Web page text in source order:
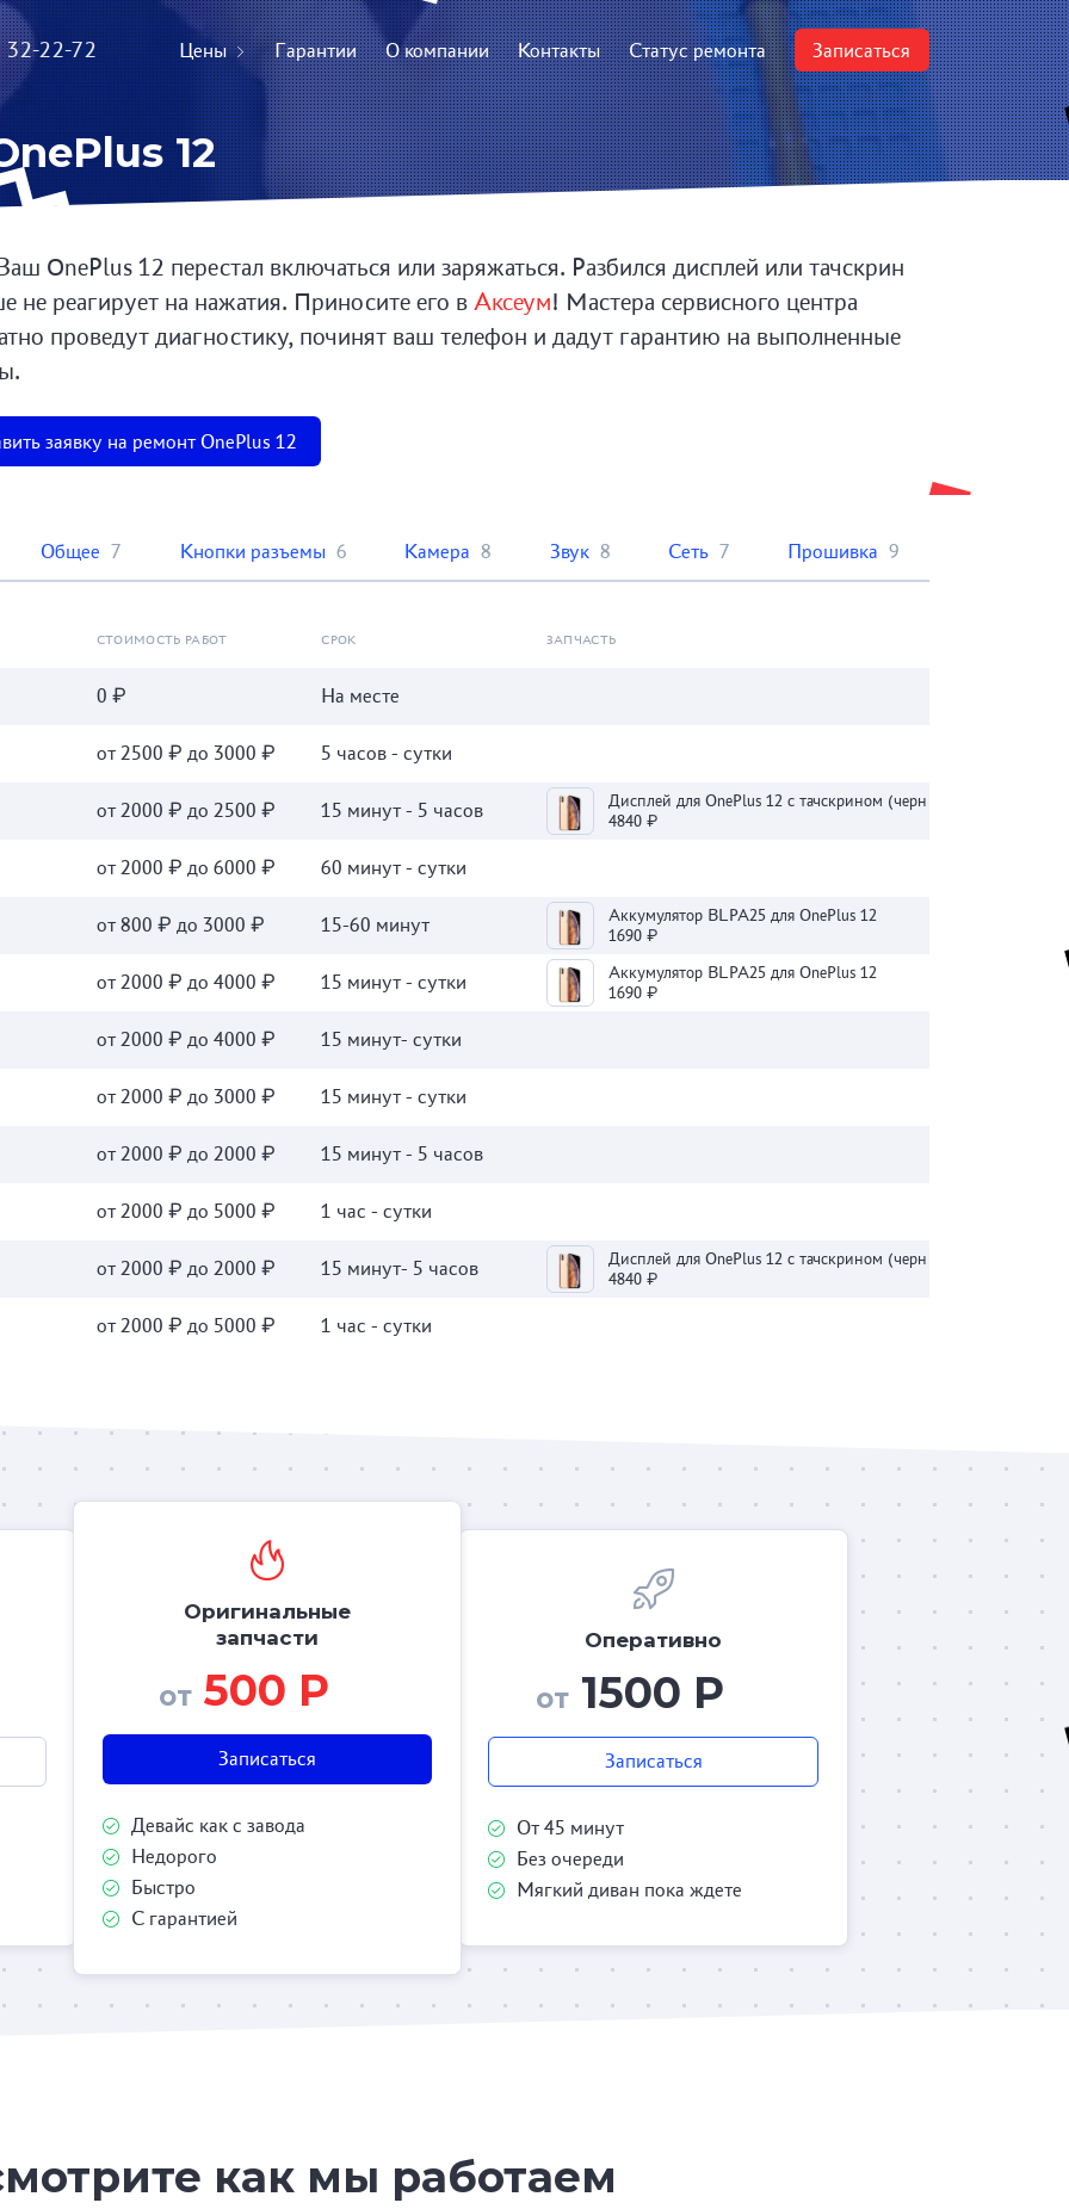
32-22-72 Цены Гарантии О компании Контакты Статус ремонта Записаться
12
OnePlus 12 перестал включаться или заряжаться. Разбился дисплей или тачскрин
не реагирует на нажатия. Приносите его в Аксеум! Мастера сервисного центра
проведут диагностику, починят ваш телефон и дадут гарантию на выполненные
заявку на ремонт OnePlus 12
Общее 7 Кнопки разъемы 6 Камера 8 Звук 8 Сеть 7 Прошивка 9
СТОИМОСТЬ РАБОТ СРОК ЗАПЧАСТЬ
0 ₽ На месте
от 2500 ₽ до 3000 ₽ 5 часов - сутки
от 2000 ₽ до 2500 ₽ 15 минут - 5 часов
4840 ₽
от 2000 ₽ до 6000 ₽ 60 минут - сутки
от 800 ₽ до 3000 ₽ 15-60 минут
Аккумулятор BLPA25 для OnePlus 12
1690 ₽
от 2000 ₽ до 4000 ₽ 15 минут - сутки
Аккумулятор BLPA25 для OnePlus 12
1690 ₽
от 2000 ₽ до 4000 ₽ 15 минут- сутки
от 2000 ₽ до 3000 ₽ 15 минут - сутки
от 2000 ₽ до 2000 ₽ 15 минут - 5 часов
от 2000 ₽ до 5000 ₽ 1 час - сутки
от 2000 ₽ до 2000 ₽ 15 минут- 5 часов
4840 ₽
от 2000 ₽ до 5000 ₽ 1 час - сутки
Оригинальные
запчасти
от500 Р
Записаться
Девайс как с завода
Недорого
Быстро
С гарантией
Оперативно
от1500 Р
Записаться
От 45 минут
Без очереди
Мягкий диван пока ждете
как мы работаем